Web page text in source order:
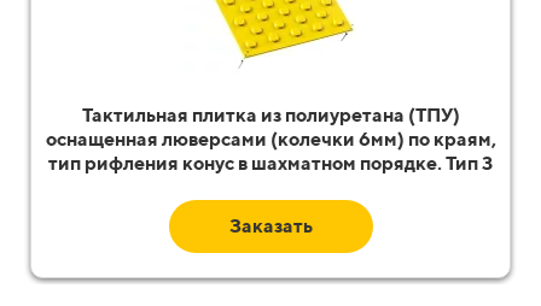
Тактильная плитка из полиуретана (ТПУ)
оснащенная люверсами (колечки 6мм) по краям,
тип рифления конус в шахматном порядке. Тип 3
Заказать